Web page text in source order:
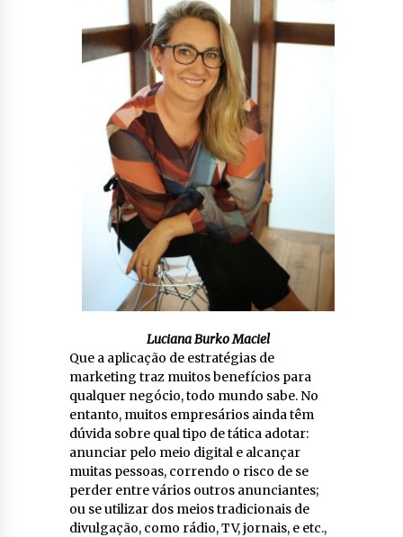
Luciana Burko Maciel
Que a aplicação de estratégias de
marketing traz muitos benefícios para
qualquer negócio, todo mundo sabe. No
entanto, muitos empresários ainda têm
dúvida sobre qual tipo de tática adotar:
anunciar pelo meio digital e alcançar
muitas pessoas, correndo o risco de se
perder entre vários outros anunciantes;
ou se utilizar dos meios tradicionais de
divulgação, como rádio, TV, jornais, e etc.,